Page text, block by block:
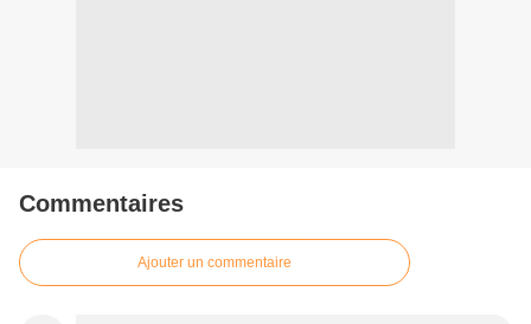
Commentaires
Ajouter un commentaire